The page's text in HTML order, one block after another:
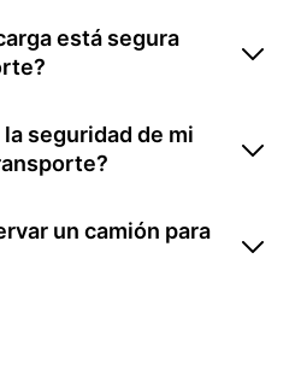
está segura
seguridad de mi
un camión para